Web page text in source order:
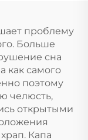
дыхания
во сне Лента
для рта
проблему
Больше
сна
как самого
поэтому
челюсть,
открытыми
Капа